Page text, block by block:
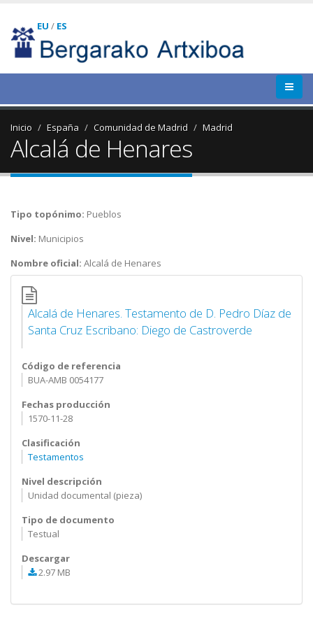
EU / ES
Inicio España Comunidad de Madrid Madrid
Alcalá de Henares
Tipo topónimo: Pueblos
Nivel: Municipios
Nombre oficial: Alcalá de Henares
Alcalá de Henares. Testamento de D. Pedro Díaz de
Santa Cruz Escribano: Diego de Castroverde
Código de referencia
BUA-AMB 0054177
Fechas producción
1570-11-28
Clasificación
Testamentos
Nivel descripción
Unidad documental (pieza)
Tipo de documento
Testual
Descargar
2.97 MB